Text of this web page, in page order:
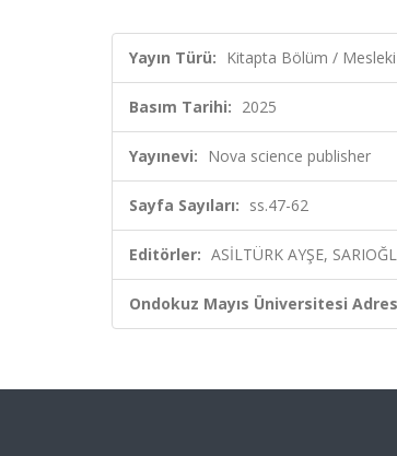
Yayın Türü: Kitapta Bölüm /
Basım Tarihi: 2025
Yayınevi: Nova science publisher
Sayfa Sayıları: ss.47-62
Editörler: ASİLTÜRK AYŞE,
Ondokuz Mayıs Üniversitesi